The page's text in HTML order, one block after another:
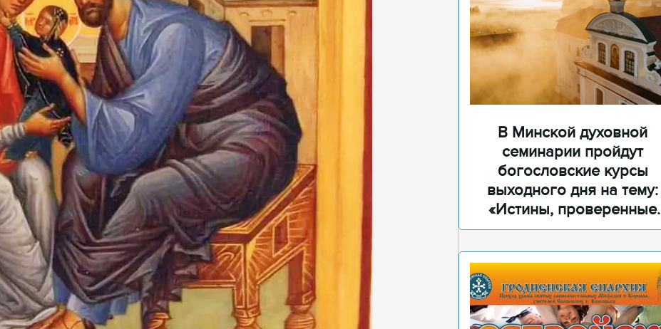
В Минской духовной
семинарии пройдут
богословские курсы
выходного дня на тему:
«Истины, проверенные
временем»